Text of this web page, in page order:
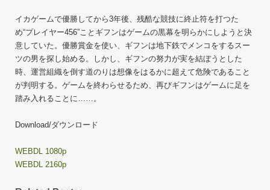
イカゲームで優勝してから3年後、残酷な競技に終止符を打つた
め“プレイヤー456”ことギフンはゲームの黒幕を明らかにしようと決
意していた。優勝賞金を使い、ギフンは地下鉄でメンコをするスー
ツの男を探し始める。しかし、ギフンの努力が実を結ぼうとした
時、運営組織を倒す道のりは想像をはるかに超えて危険であること
が判明する。ゲームを終わらせるため、再びギフンはゲームに足を
踏み入れることに……。
Download/ダウンロード
WEBDL 1080p
WEBDL 2160p